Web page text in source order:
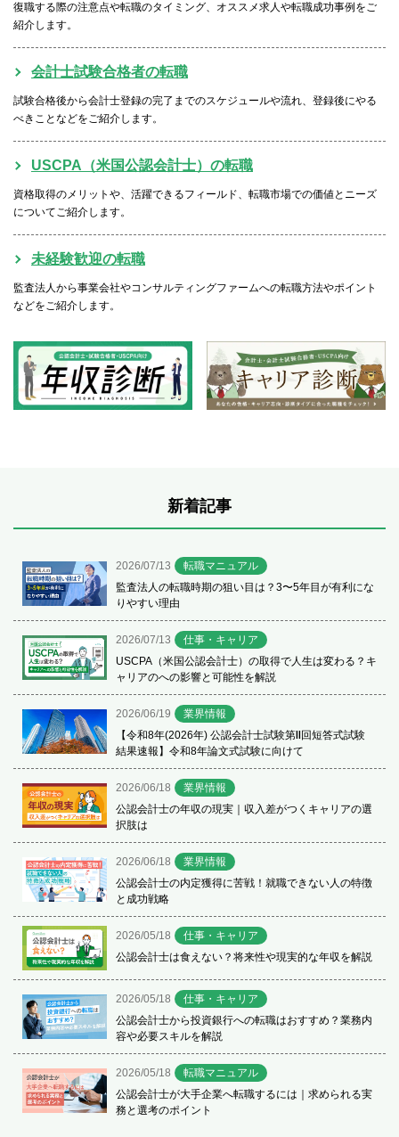
復職する際の注意点や転職のタイミング、オススメ求人や転職成功事例をご
紹介します。
会計士試験合格者の転職
試験合格後から会計士登録の完了までのスケジュールや流れ、登録後にやる
べきことなどをご紹介します。
USCPA（米国公認会計士）の転職
資格取得のメリットや、活躍できるフィールド、転職市場での価値とニーズ
についてご紹介します。
未経験歓迎の転職
監査法人から事業会社やコンサルティングファームへの転職方法やポイント
などをご紹介します。
新着記事
2026/07/13
転職マニュアル
監査法人の転職時期の狙い目は？3〜5年目が有利にな
りやすい理由
2026/07/13
仕事・キャリア
USCPA（米国公認会計士）の取得で人生は変わる？キ
ャリアのへの影響と可能性を解説
2026/06/19
業界情報
【令和8年(2026年) 公認会計士試験第Ⅱ回短答式試験
結果速報】令和8年論文式試験に向けて
2026/06/18
業界情報
公認会計士の年収の現実｜収入差がつくキャリアの選
択肢は
2026/06/18
業界情報
公認会計士の内定獲得に苦戦！就職できない人の特徴
と成功戦略
2026/05/18
仕事・キャリア
公認会計士は食えない？将来性や現実的な年収を解説
2026/05/18
仕事・キャリア
公認会計士から投資銀行への転職はおすすめ？業務内
容や必要スキルを解説
2026/05/18
転職マニュアル
公認会計士が大手企業へ転職するには｜求められる実
務と選考のポイント